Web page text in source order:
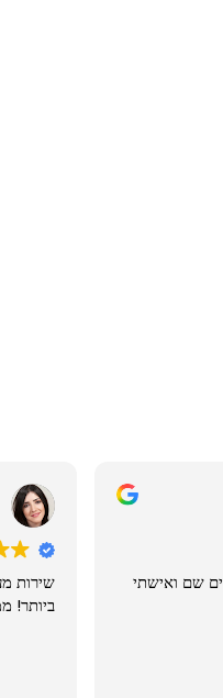
שירות
ביותר!
שם ואישתי